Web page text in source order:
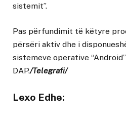
sistemit”.
Pas përfundimit të këtyre
përsëri aktiv dhe i
sistemeve operative “Android”
DAP./Telegrafi/
Lexo Edhe: